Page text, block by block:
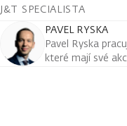
J&T SPECIALISTA
PAVEL RYSKA
Pavel Ryska
které mají své